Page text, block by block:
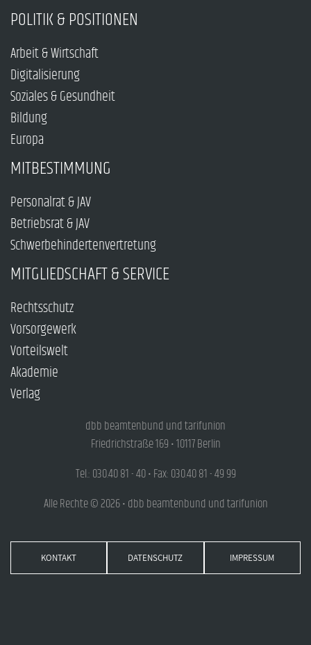
POLITIK & POSITIONEN
Arbeit & Wirtschaft
Digitalisierung
Soziales & Gesundheit
Bildung
Europa
MITBESTIMMUNG
Personalrat & JAV
Betriebsrat & JAV
Schwerbehindertenvertretung
MITGLIEDSCHAFT & SERVICE
Rechtsschutz
Vorsorgewerk
Vorteilswelt
Akademie
Verlag
dbb beamtenbund und tarifunion
Friedrichstraße 169 • 10117 Berlin
Tel.: 030.40 81 - 40 • Fax: 030.40 81 - 49 99
Alle Rechte © 2026 • dbb beamtenbund und tarifunion
KONTAKT DATENSCHUTZ IMPRESSUM